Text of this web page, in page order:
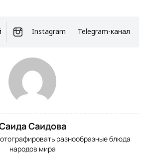
Instagram Telegram-канал
Саидова
разнообразные блюда
народов мира